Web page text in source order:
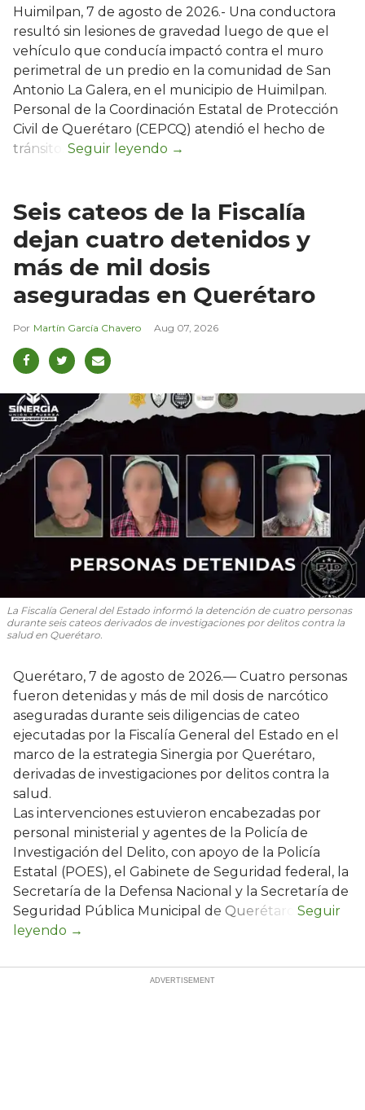
Huimilpan, 7 de agosto de 2026.- Una conductora
resultó sin lesiones de gravedad luego de que el
vehículo que conducía impactó contra el muro
perimetral de un predio en la comunidad de San
Antonio La Galera, en el municipio de Huimilpan.
Personal de la Coordinación Estatal de Protección
Civil de Querétaro (CEPCQ) atendió el hecho de
tránsito.
Seis cateos de la Fiscalía
dejan cuatro detenidos y
más de mil dosis
aseguradas en Querétaro
Martín García Chavero Aug 07, 2026
La Fiscalía General del Estado informó la detención de cuatro personas
durante seis cateos derivados de investigaciones por delitos contra la
salud en Querétaro.
Querétaro, 7 de agosto de 2026.— Cuatro personas
fueron detenidas y más de mil dosis de narcótico
aseguradas durante seis diligencias de cateo
ejecutadas por la Fiscalía General del Estado en el
marco de la estrategia Sinergia por Querétaro,
derivadas de investigaciones por delitos contra la
salud.
Las intervenciones estuvieron encabezadas por
personal ministerial y agentes de la Policía de
Investigación del Delito, con apoyo de la Policía
Estatal (POES), el Gabinete de Seguridad federal, la
Secretaría de la Defensa Nacional y la Secretaría de
Seguridad Pública Municipal de Querétaro.